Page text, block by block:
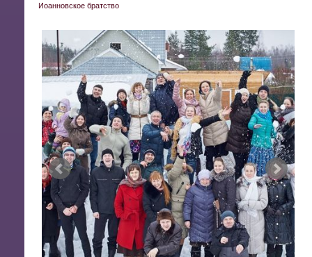
Иоанновское братство